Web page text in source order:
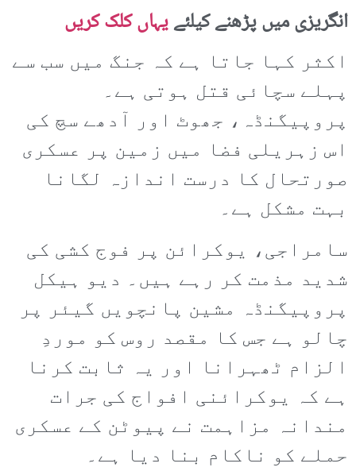
انگریزی میں پڑھنے کیلئےیہاں کلک کریں
اکثر کہا جاتا ہے کہ جنگ میں سب سے
پہلے سچائی قتل ہوتی ہے۔
پروپیگنڈہ، جھوٹ اور آدھے سچ کی
اس زہریلی فضا میں زمین پر عسکری
صورتحال کا درست اندازہ لگانا
بہت مشکل ہے۔
سامراجی، یوکرائن پر فوج کشی کی
شدید مذمت کر رہے ہیں۔ دیو ہیکل
پروپیگنڈہ مشین پانچویں گیئر پر
چالو ہے جس کا مقصد روس کو موردِ
الزام ٹھہرانا اور یہ ثابت کرنا
ہے کہ یوکرائنی افواج کی جرات
مندانہ مزاہمت نے پیوٹن کے عسکری
حملے کو ناکام بنا دیا ہے۔